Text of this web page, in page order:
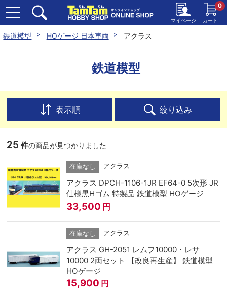
マイページ カート
0
鉄道模型 HOゲージ 日本車両 アクラス
鉄道模型
表示順 絞り込み
25 件の商品が見つかりました
在庫なし アクラス
アクラス DPCH-1106-1JR EF64-0 5次形 JR
仕様黒Hゴム 特製品 鉄道模型 HOゲージ
33,500 円
在庫なし アクラス
アクラス GH-2051 レムフ10000・レサ
10000 2両セット 【改良再生産】 鉄道模型
HOゲージ
15,900 円